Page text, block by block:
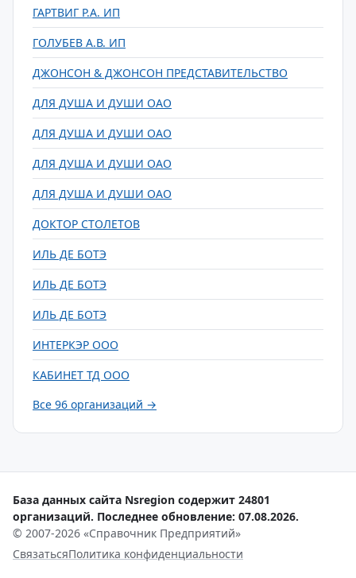
ГАРТВИГ Р.А. ИП
ГОЛУБЕВ А.В. ИП
ДЖОНСОН & ДЖОНСОН ПРЕДСТАВИТЕЛЬСТВО
ДЛЯ ДУША И ДУШИ ОАО
ДЛЯ ДУША И ДУШИ ОАО
ДЛЯ ДУША И ДУШИ ОАО
ДЛЯ ДУША И ДУШИ ОАО
ДОКТОР СТОЛЕТОВ
ИЛЬ ДЕ БОТЭ
ИЛЬ ДЕ БОТЭ
ИЛЬ ДЕ БОТЭ
ИНТЕРКЭР ООО
КАБИНЕТ ТД ООО
Все 96 организаций →
База данных сайта Nsregion содержит 24801
организаций. Последнее обновление: 07.08.2026.
© 2007-2026 «Справочник Предприятий»
СвязатьсяПолитика конфиденциальности